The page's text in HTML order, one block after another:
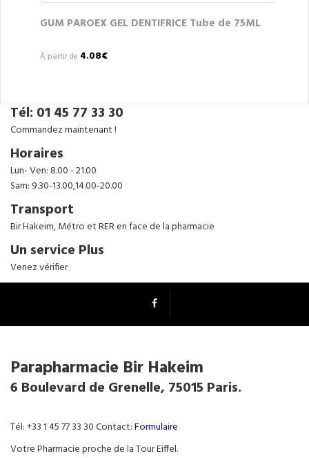
GUM PAROEX GEL DENTIFRICE Tube de 75ML
À partir de 4.08€
Tél: 01 45 77 33 30
Commandez maintenant !
Horaires
Lun- Ven: 8.00 - 21.00
Sam: 9.30-13.00,14.00-20.00
Transport
Bir Hakeim, Métro et RER en face de la pharmacie
Un service Plus
Venez vérifier
Parapharmacie Bir Hakeim
6 Boulevard de Grenelle, 75015 Paris.
Tél: +33 1 45 77 33 30 Contact:Formulaire
Votre Pharmacie proche de la Tour Eiffel.